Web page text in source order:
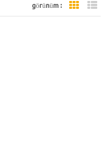
görünüm : Grid